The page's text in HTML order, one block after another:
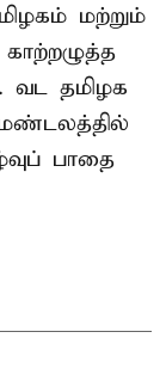
மற்றும்
வட தமிழக
பாதை